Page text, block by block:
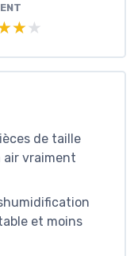
de taille
air vraiment
et moins